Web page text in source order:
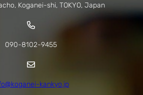
Koganei-shi, TOKYO, Japan
090-8102-9455
kankyo.jp